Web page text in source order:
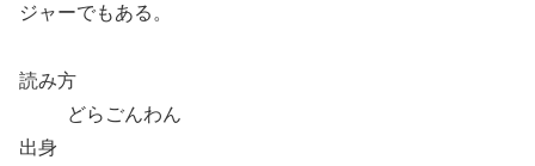
ジャーでもある。
読み方
どらごんわん
出身